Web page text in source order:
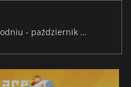
Premiery gier wideo w tym tygodniu - październik 2025 (tydzień 43)